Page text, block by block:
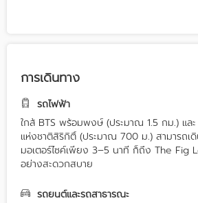
การเดินทาง
รถไฟฟ้า
ใกล้ BTS พร้อมพงษ์ (ประมาณ 1.5 กม.) แล
แห่งชาติสิริกิติ์ (ประมาณ 700 ม.) สามารถเ
มอเตอร์ไซค์เพียง 3–5 นาที ก็ถึง The Fig
อย่างสะดวกสบาย
รถยนต์และรถสาธารณะ